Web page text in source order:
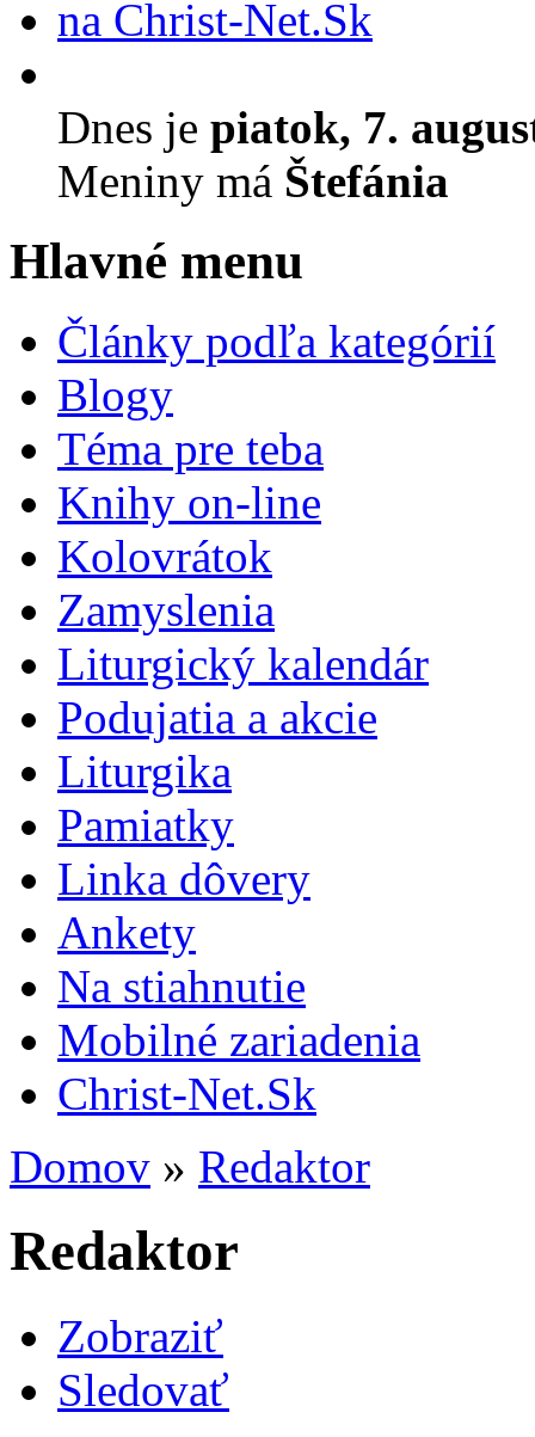
Dnes je piatok, 7.
Meniny má Štefánia
Hlavné menu
Články podľa kategórií
Blogy
Téma pre teba
Knihy on-line
Kolovrátok
Zamyslenia
Liturgický kalendár
Podujatia a akcie
Liturgika
Pamiatky
Linka dôvery
Ankety
Na stiahnutie
Mobilné zariadenia
Christ-Net.Sk
Domov » Redaktor
Redaktor
Zobraziť
Sledovať